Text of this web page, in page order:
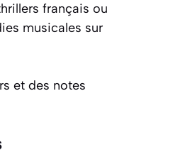
français ou
musicales sur
et des notes